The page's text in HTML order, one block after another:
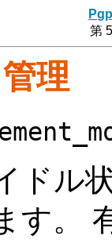
第
理
ドル
す。